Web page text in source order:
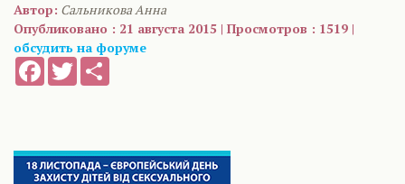
Автор: Сальникова Анна
Опубликовано : 21 августа 2015 | Просмотров : 1519 |
обсудить на форуме
FacebookTwitter